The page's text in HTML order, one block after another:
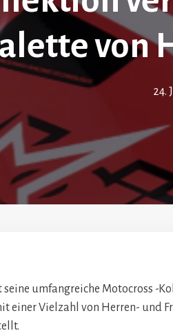
von
24.
umfangreiche Motocross -
einer Vielzahl von Herren- und